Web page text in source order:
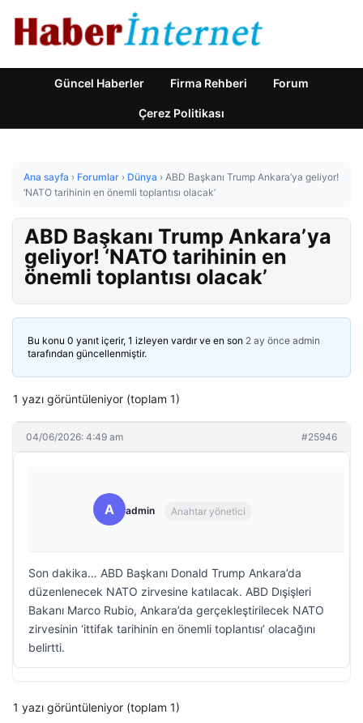
Güncel Haberler Firma Rehberi Forum
Çerez Politikası
Ana sayfa › Forumlar › Dünya › ABD Başkanı Trump Ankara’ya geliyor!
‘NATO tarihinin en önemli toplantısı olacak’
ABD Başkanı Trump Ankara’ya
geliyor! ‘NATO tarihinin en
önemli toplantısı olacak’
Bu konu 0 yanıt içerir, 1 izleyen vardır ve en son 2 ay önce admin
tarafından güncellenmiştir.
1 yazı görüntüleniyor (toplam 1)
04/06/2026: 4:49 am #25946
A admin Anahtar yönetici
Son dakika… ABD Başkanı Donald Trump Ankara’da
düzenlenecek NATO zirvesine katılacak. ABD Dışişleri
Bakanı Marco Rubio, Ankara’da gerçekleştirilecek NATO
zirvesinin ‘ittifak tarihinin en önemli toplantısı’ olacağını
belirtti.
1 yazı görüntüleniyor (toplam 1)